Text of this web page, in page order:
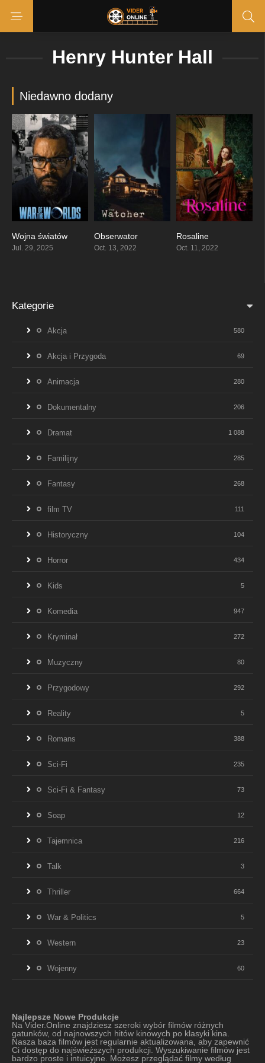
Henry Hunter Hall
Niedawno dodany
Wojna światów
Jul. 29, 2025
Obserwator
Oct. 13, 2022
Rosaline
Oct. 11, 2022
Kategorie
Akcja 580
Akcja i Przygoda 69
Animacja 280
Dokumentalny 206
Dramat 1 088
Familijny 285
Fantasy 268
film TV 111
Historyczny 104
Horror 434
Kids 5
Komedia 947
Kryminał 272
Muzyczny 80
Przygodowy 292
Reality 5
Romans 388
Sci-Fi 235
Sci-Fi & Fantasy 73
Soap 12
Tajemnica 216
Talk 3
Thriller 664
War & Politics 5
Western 23
Wojenny 60
Najlepsze Nowe Produkcje
Na Vider.Online znajdziesz szeroki wybór filmów różnych
gatunków, od najnowszych hitów kinowych po klasyki kina.
Nasza baza filmów jest regularnie aktualizowana, aby zapewnić
Ci dostęp do najświeższych produkcji. Wyszukiwanie filmów jest
bardzo proste i intuicyjne. Możesz przeglądać filmy według